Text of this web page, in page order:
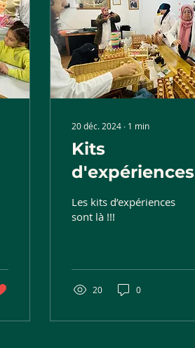
20 déc. 2024 ∙ 1 min
Kits
d'expériences
scientifiques
Les kits d’expériences
sont là !!!
20 0